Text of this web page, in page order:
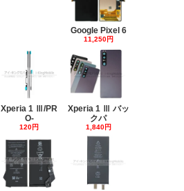
Google Pixel 6
11,250円
Xperia 1 Ⅲ/PR
O-
120円
Xperia 1 Ⅲ バッ
クパ
1,840円